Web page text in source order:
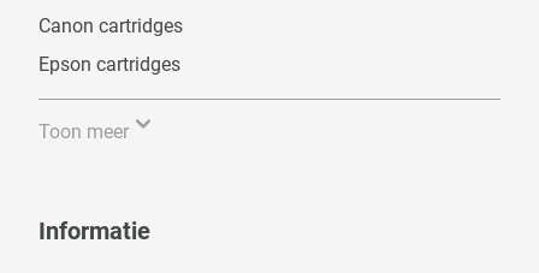
Canon cartridges
Epson cartridges
Toon meer
Informatie